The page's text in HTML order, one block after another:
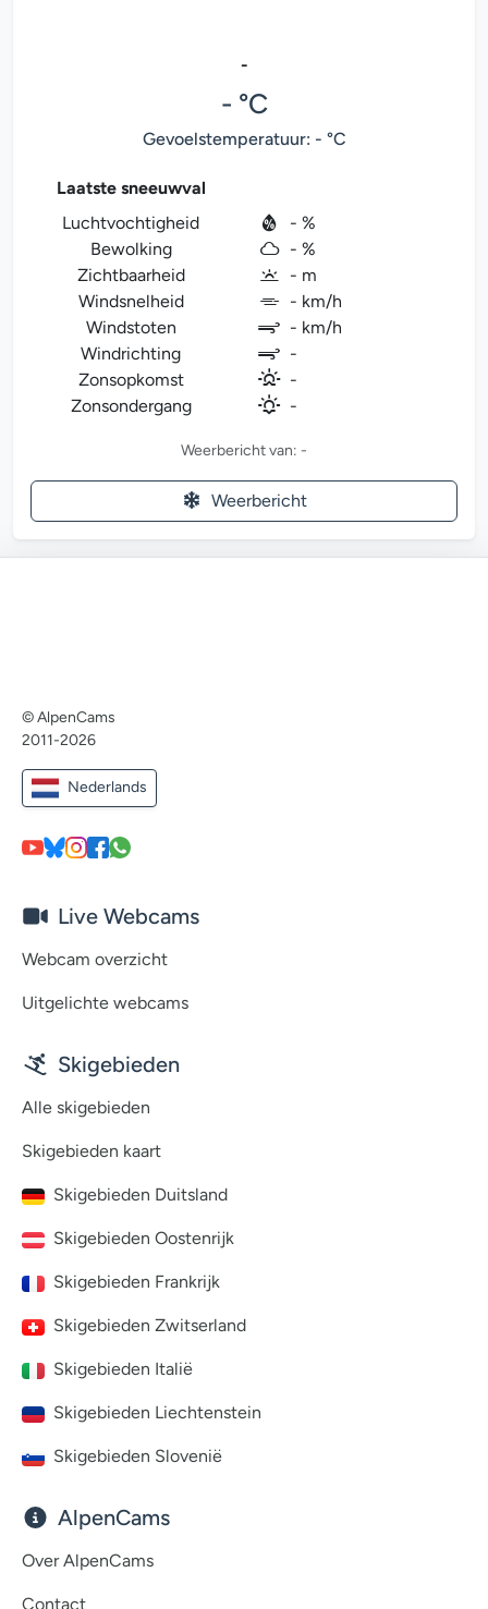
-
- °C
Gevoelstemperatuur: - °C
Laatste sneeuwval
Luchtvochtigheid
- %
Bewolking
- %
Zichtbaarheid
- m
Windsnelheid
- km/h
Windstoten
- km/h
Windrichting
-
Zonsopkomst
-
Zonsondergang
-
Weerbericht van: -
Weerbericht
© AlpenCams
2011-2026
Nederlands
Live Webcams
Webcam overzicht
Uitgelichte webcams
Skigebieden
Alle skigebieden
Skigebieden kaart
Skigebieden Duitsland
Skigebieden Oostenrijk
Skigebieden Frankrijk
Skigebieden Zwitserland
Skigebieden Italië
Skigebieden Liechtenstein
Skigebieden Slovenië
AlpenCams
Over AlpenCams
Contact